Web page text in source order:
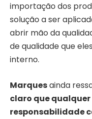
importação dos
solução a ser
abrir mão da
de qualidade que
interno.
Marquesainda
claro que
responsabilidade